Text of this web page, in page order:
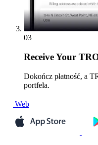
03
ReceiveYour
Dokończ płatność, a
portfela.
Web